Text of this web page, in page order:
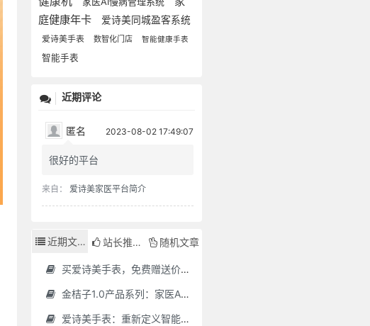
庭健康年卡
爱诗美同城盈客系统
爱诗美手表 数智化门店 智能健康手表
智能手表
近期评论
匿名 2023-08-02 17:49:07
很好的平台
来自： 爱诗美家医平台简介
近期文章 站长推荐 随机文章
买爱诗美手表，免费赠送价值30000元的数智化门店系统一套（含硬件）
金桔子1.0产品系列：家医AI慢病管理项目全国招募区域合伙人，低投入，高回报，长收益
爱诗美手表：重新定义智能健康管理的“医疗级守护者”